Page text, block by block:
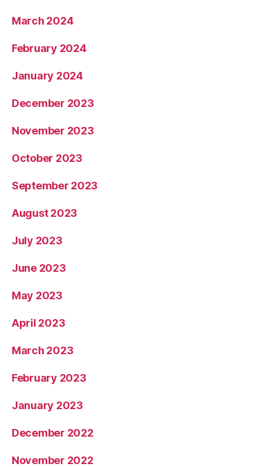
March 2024
February 2024
January 2024
December 2023
November 2023
October 2023
September 2023
August 2023
July 2023
June 2023
May 2023
April 2023
March 2023
February 2023
January 2023
December 2022
November 2022